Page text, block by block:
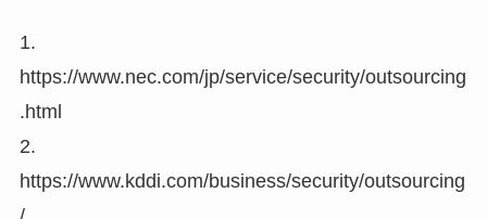
1.
https://www.nec.com/jp/service/security/outsourcing
.html
2.
https://www.kddi.com/business/security/outsourcing